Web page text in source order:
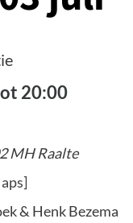
20:00
MH Raalte
& Henk Bezema